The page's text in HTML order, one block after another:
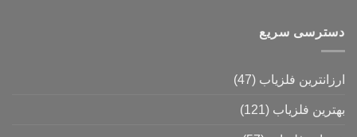
دسترسی سریع
ارزانترین فلزیاب (47)
بهترین فلزیاب (121)